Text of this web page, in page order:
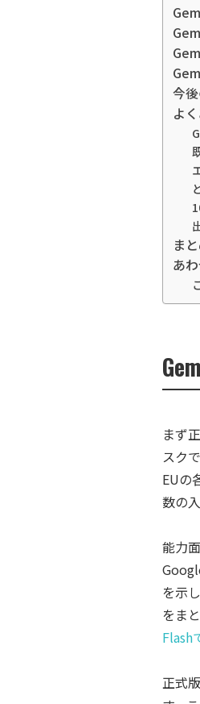
今
よ
ま
あ
まず
スク
EUの
数の
能力
を示
をま
Flash
正式